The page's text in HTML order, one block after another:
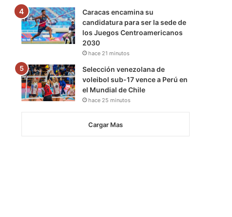
Caracas encamina su
candidatura para ser la sede de
los Juegos Centroamericanos
2030
hace 21 minutos
Selección venezolana de
voleibol sub-17 vence a Perú en
el Mundial de Chile
hace 25 minutos
Cargar Mas